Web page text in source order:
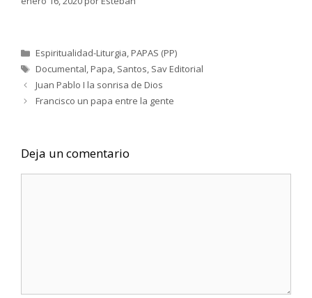
Categorías
Espiritualidad-Liturgia,PAPAS (PP)
Etiquetas
Documental,Papa, Santos, Sav Editorial
Juan Pablo I la sonrisa de Dios
Francisco un papa entre la gente
Deja un comentario